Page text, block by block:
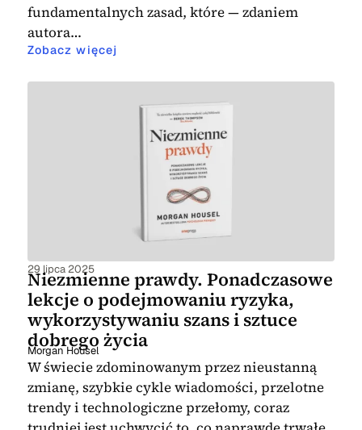
fundamentalnych zasad, które — zdaniem
autora…
Zobacz więcej
29 lipca 2025
Niezmienne prawdy. Ponadczasowe
lekcje o podejmowaniu ryzyka,
wykorzystywaniu szans i sztuce
dobrego życia
Morgan Housel
W świecie zdominowanym przez nieustanną
zmianę, szybkie cykle wiadomości, przelotne
trendy i technologiczne przełomy, coraz